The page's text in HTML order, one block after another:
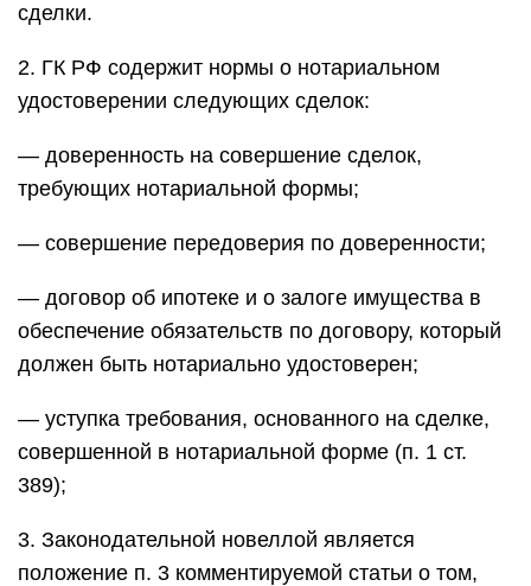
сделки.
2. ГК РФ содержит нормы о нотариальном
удостоверении следующих сделок:
— доверенность на совершение сделок,
требующих нотариальной формы;
— совершение передоверия по доверенности;
— договор об ипотеке и о залоге имущества в
обеспечение обязательств по договору, который
должен быть нотариально удостоверен;
— уступка требования, основанного на сделке,
совершенной в нотариальной форме (п. 1 ст.
389);
3. Законодательной новеллой является
положение п. 3 комментируемой статьи о том,